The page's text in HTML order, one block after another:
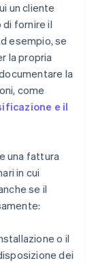
un cliente
fornire il
esempio, se
la propria
la
come
e il
una fattura
in cui
se il
o il
dei